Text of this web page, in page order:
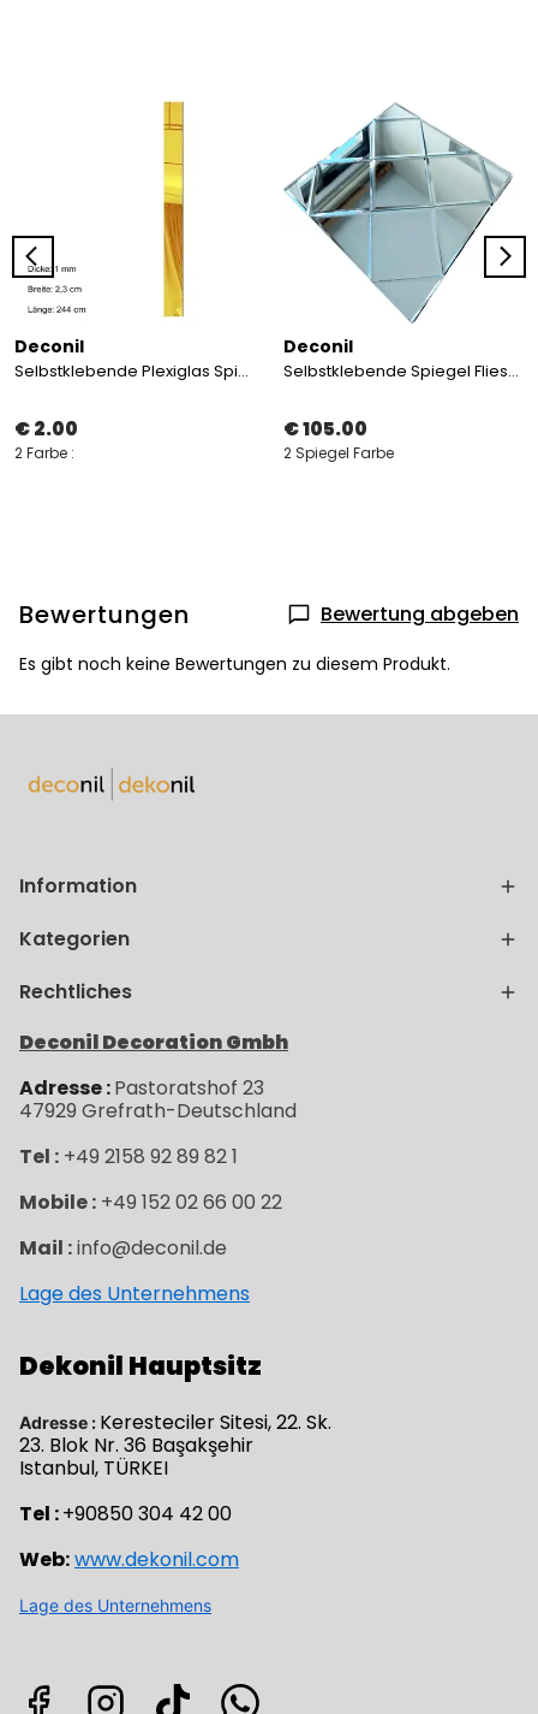
Deconil
Selbstklebende Plexiglas Spiegelleiste 2,3 cm
€ 2.00
2 Farbe :
Deconil
Selbstklebende Spiegel Fliese Geometrisch 30×30 cm
€ 105.00
2 Spiegel Farbe
Bewertungen Bewertung abgeben
Es gibt noch keine Bewertungen zu diesem Produkt.
Information
Kategorien
Rechtliches
Deconil Decoration Gmbh
Adresse :Pastoratshof 23
47929 Grefrath-Deutschland
Tel : +49 2158 92 89 82 1
Mobile : +49 152 02 66 00 22
Mail :info@deconil.de
Lage des Unternehmens
Dekonil Hauptsitz
Adresse : Keresteciler Sitesi, 22. Sk.
23. Blok Nr. 36 Başakşehir
Istanbul, TÜRKEI
Tel :+90850 304 42 00
Web:www.dekonil.com
Lage des Unternehmens